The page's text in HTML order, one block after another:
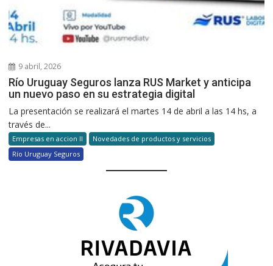
9 abril, 2026
Río Uruguay Seguros lanza RUS Market y anticipa
un nuevo paso en su estrategia digital
La presentación se realizará el martes 14 de abril a las 14 hs, a
través de...
Empresas en accion II
Novedades de productos y servicios
Río Uruguay Seguros